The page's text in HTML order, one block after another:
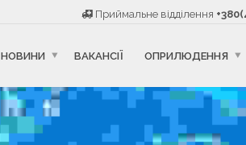
Приймальне відділення
НОВИНИ ВАКАНСІЇ ОПРИЛЮДЕННЯ